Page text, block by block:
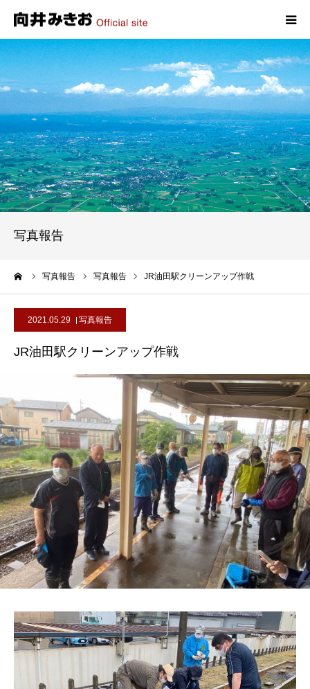
写真報告
写真報告 写真報告 JR油田駅クリーンアップ作戦
2021.05.29 写真報告
JR油田駅クリーンアップ作戦
HOME
プロフィール
政策
活動報告